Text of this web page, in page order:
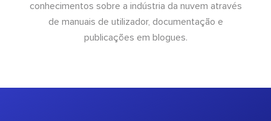
conhecimentos sobre a indústria da nuvem através
de manuais de utilizador, documentação e
publicações em blogues.